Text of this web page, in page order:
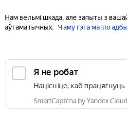
Нам вельмі шкада, але запыты з
аўтаматычных.
Чаму гэта магло
Я не робат
Націсніце, каб працягнуць
SmartCaptcha by Yandex Cloud